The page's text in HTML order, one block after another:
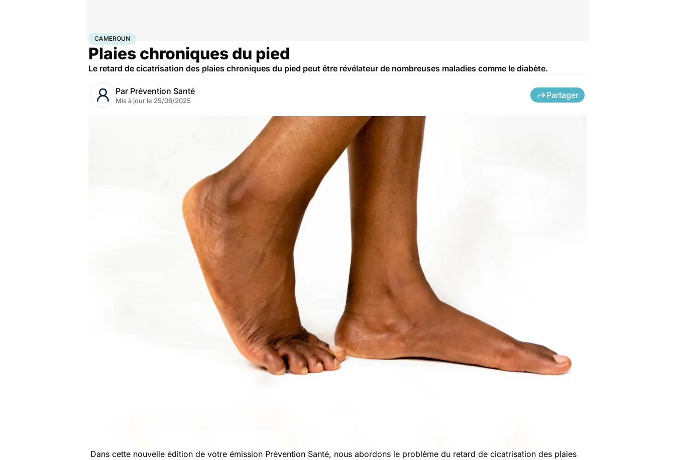
AccueilSantéUrgences
CAMEROUN
Plaies chroniques du pied
Le retard de cicatrisation des plaies chroniques du pied peut être révélateur de nombreuses maladies comme le diabète.
Par Prévention Santé
Mis à jour le 25/06/2025
Partager
Dans cette nouvelle édition de votre émission Prévention Santé, nous abordons le problème du retard de cicatrisation des plaies